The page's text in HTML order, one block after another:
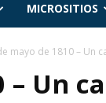
MICROSITIOS
mayo de 1810 – Un
– Un